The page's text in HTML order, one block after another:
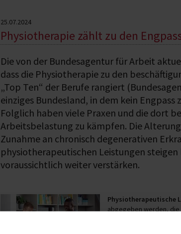
25.07.2024
Physiotherapie zählt zu den
Die von der Bundesagentur für Arbeit
dass die Physiotherapie zu den
„Top Ten“ der Berufe rangiert
einziges Bundesland, in dem kein Engpass
Folglich haben viele Praxen und die dort
Arbeitsbelastung zu kämpfen. Die
Zunahme an chronisch degenerativen
physiotherapeutischen Leistungen
voraussichtlich weiter verstärken.
Physiotherapeutische
abgegeben werden,
Physiotherapeutinnen